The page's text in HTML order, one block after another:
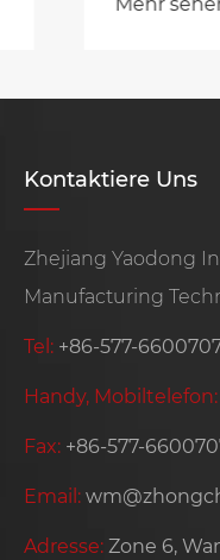
sollen wir tun?
Kontaktiere Uns
Zhejiang Yaodong
Manufacturing
Tel: +86-577-
Handy, Mobiltelefon:
Fax: +86-577-
Email:
Adresse: Zone 6,